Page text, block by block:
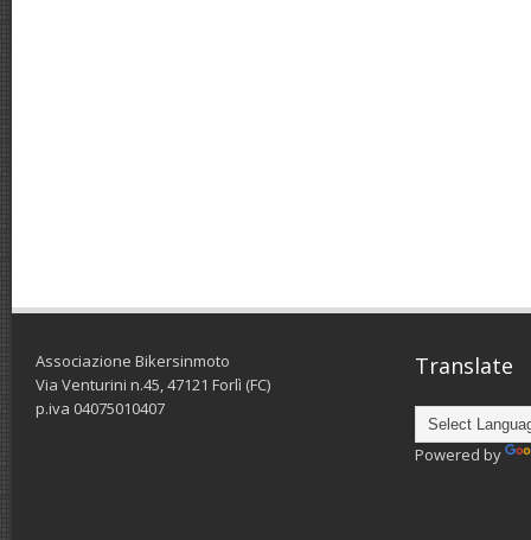
Associazione Bikersinmoto
Via Venturini n.45, 47121 Forlì (FC)
p.iva 04075010407
Translate
Powered by